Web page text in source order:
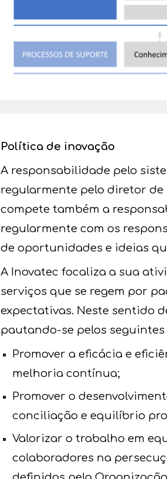
Política de inovação
A responsabilidade pelo
regularmente pelo diretor de
compete também a
regularmente com os
de oportunidades e ideias
A Inovatec focaliza a sua
serviços que se regem por
expectativas. Neste sentido
pautando-se pelos seguintes
Promover a eficácia e
melhoria contínua;
Promover o
conciliação e equilíbrio
Valorizar o trabalho em
colaboradores na